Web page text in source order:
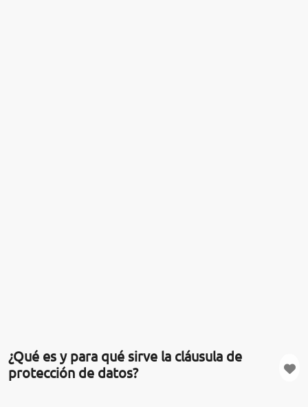
¿Qué es y para qué sirve la cláusula de
protección de datos?